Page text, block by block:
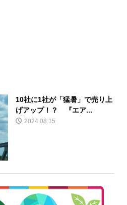
10社に1社が「猛暑」で売り上
げアップ！？ 『エア...
2024.08.15